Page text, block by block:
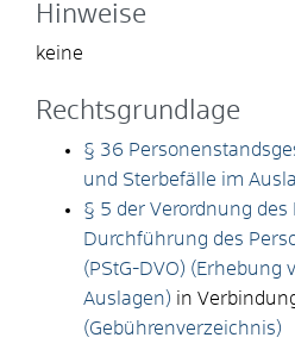
Hinweise
keine
Rechtsgrundlage
§ 36
und Sterbefälle im
§ 5 der Verordnung
Durchführung des
(PStG-DVO) (Erhebung
Auslagen) in
(Gebührenverzeichnis)